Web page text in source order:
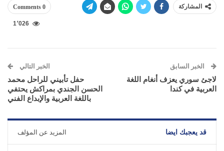
المشاركة 0 Comments
1٬026
الخبر السابق
لاجئ سوري يعزف أنغام اللغة
العربية في كندا
الخبر التالي
حفل تأبيني للراحل محمد
الحسن الجندي بمراكش يحتفي
باللغة العربية والإبداع الفني
قد يعجبك ايضا المزيد عن المؤلف